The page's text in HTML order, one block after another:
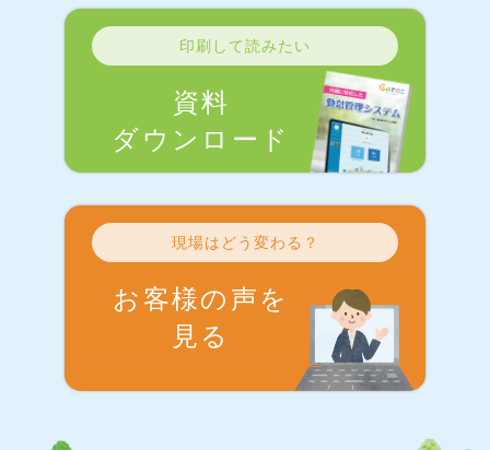
印刷して読みたい
資料
ダウンロード
現場はどう変わる？
お客様の声を
見る